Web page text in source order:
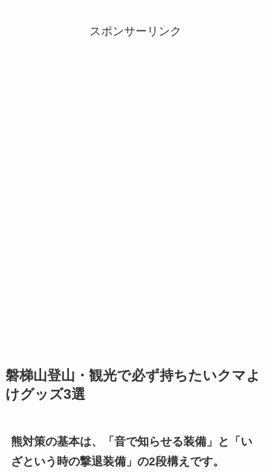
スポンサーリンク
磐梯山登山・観光で必ず持ちたいクマよ
けグッズ3選
熊対策の基本は、「音で知らせる装備」と「い
ざという時の撃退装備」の2段構えです。